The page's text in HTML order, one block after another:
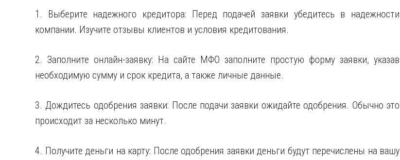
1. Выберите надежного кредитора: Перед подачей заявки убедитесь в надежности
компании. Изучите отзывы клиентов и условия кредитования.
2. Заполните онлайн-заявку: На сайте МФО заполните простую форму заявки, указав
необходимую сумму и срок кредита, а также личные данные.
3. Дождитесь одобрения заявки: После подачи заявки ожидайте одобрения. Обычно это
происходит за несколько минут.
4. Получите деньги на карту: После одобрения заявки деньги будут перечислены на вашу